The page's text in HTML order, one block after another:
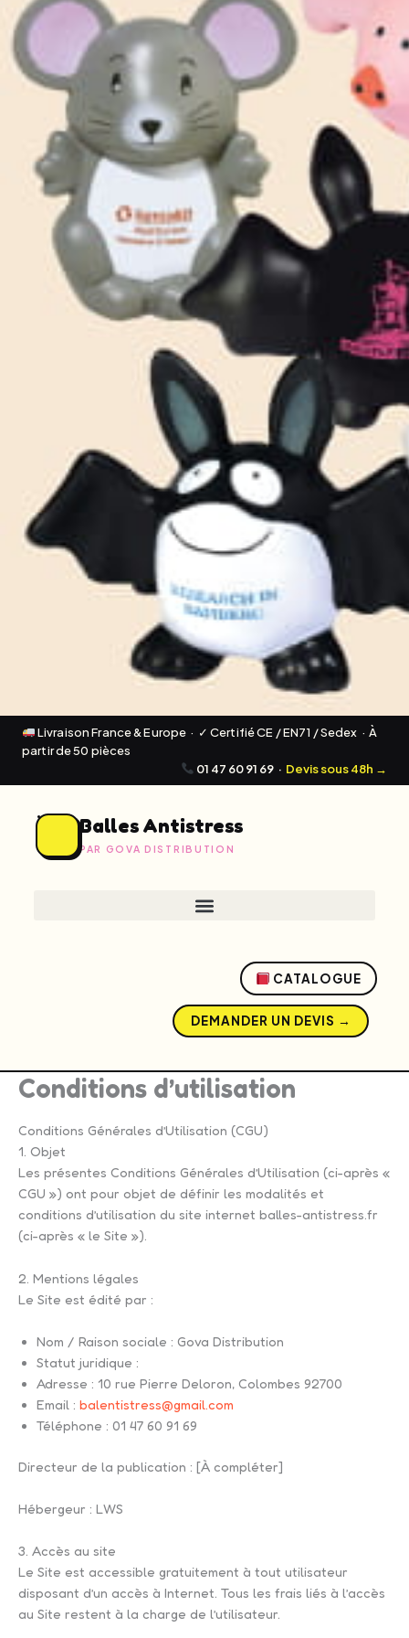
Livraison France & Europe · ✓ Certifié CE / EN71 / Sedex · À
partir de 50 pièces
01 47 60 91 69 · Devis sous 48h →
Balles Antistress
PAR GOVA DISTRIBUTION
CATALOGUE
DEMANDER UN DEVIS →
Conditions d’utilisation
Conditions Générales d’Utilisation (CGU)
1. Objet
Les présentes Conditions Générales d’Utilisation (ci-après «
CGU ») ont pour objet de définir les modalités et
conditions d’utilisation du site internet balles-antistress.fr
(ci-après « le Site »).
2. Mentions légales
Le Site est édité par :
Nom / Raison sociale : Gova Distribution
Statut juridique :
Adresse : 10 rue Pierre Deloron, Colombes 92700
Email : balentistress@gmail.com
Téléphone : 01 47 60 91 69
Directeur de la publication : [À compléter]
Hébergeur : LWS
3. Accès au site
Le Site est accessible gratuitement à tout utilisateur
disposant d’un accès à Internet. Tous les frais liés à l’accès
au Site restent à la charge de l’utilisateur.